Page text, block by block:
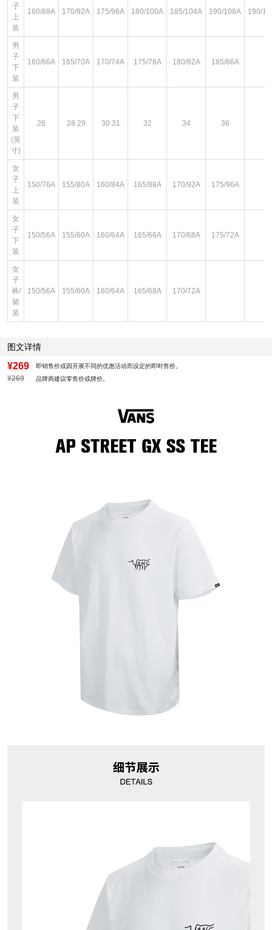
子
上
装
160/88A 170/92A 175/96A 180/100A 185/104A 190/108A 190/
男
子
下
装
160/66A 165/70A 170/74A 175/78A 180/82A 185/86A
男
子
下
装
(英
寸)
26 28 29 30 31 32 34 36
女
子
上
装
150/76A 155/80A 160/84A 165/88A 170/92A 175/96A
女
子
下
装
150/56A 155/60A 160/64A 165/66A 170/68A 175/72A
女
子
裤/
裙
装
150/56A 155/60A 160/64A 165/68A 170/72A
图文详情
¥269 即销售价或因开展不同的优惠活动而设定的即时售价。
¥269 品牌商建议零售价或牌价。